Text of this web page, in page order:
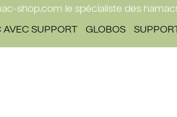
shop.com le spécialiste des
SUPPORT GLOBOS SUPPORT